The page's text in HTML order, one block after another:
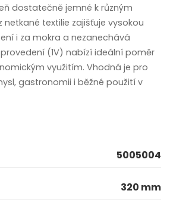
dostatečně jemné k různým
netkané textilie zajišťuje vysokou
i za mokra a nezanechává
(1V) nabízí ideální poměr
využitím. Vhodná je pro
gastronomii i běžné použití v
5005004
320 mm